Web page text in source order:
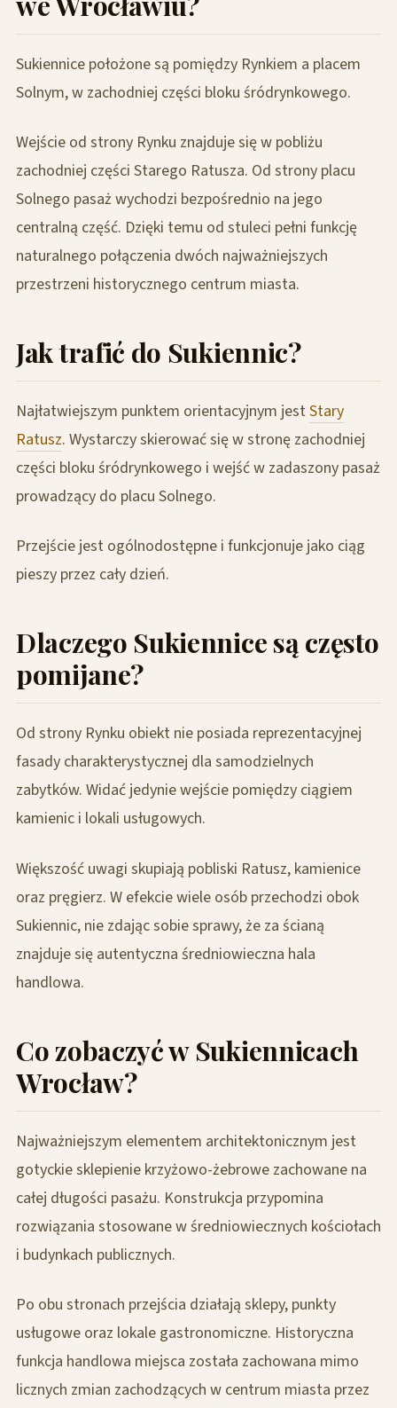
Sukiennice położone są pomiędzy Rynkiem a placem
Solnym, w zachodniej części bloku śródrynkowego.
Wejście od strony Rynku znajduje się w pobliżu
zachodniej części Starego Ratusza. Od strony placu
Solnego pasaż wychodzi bezpośrednio na jego
centralną część. Dzięki temu od stuleci pełni funkcję
naturalnego połączenia dwóch najważniejszych
przestrzeni historycznego centrum miasta.
Jak trafić do Sukiennic?
Najłatwiejszym punktem orientacyjnym jestStary
Ratusz. Wystarczy skierować się w stronę zachodniej
części bloku śródrynkowego i wejść w zadaszony pasaż
prowadzący do placu Solnego.
Przejście jest ogólnodostępne i funkcjonuje jako ciąg
pieszy przez cały dzień.
Dlaczego Sukiennice są często
pomijane?
Od strony Rynku obiekt nie posiada reprezentacyjnej
fasady charakterystycznej dla samodzielnych
zabytków. Widać jedynie wejście pomiędzy ciągiem
kamienic i lokali usługowych.
Większość uwagi skupiają pobliski Ratusz, kamienice
oraz pręgierz. W efekcie wiele osób przechodzi obok
Sukiennic, nie zdając sobie sprawy, że za ścianą
znajduje się autentyczna średniowieczna hala
handlowa.
Co zobaczyć w Sukiennicach
Wrocław?
Najważniejszym elementem architektonicznym jest
gotyckie sklepienie krzyżowo-żebrowe zachowane na
całej długości pasażu. Konstrukcja przypomina
rozwiązania stosowane w średniowiecznych kościołach
i budynkach publicznych.
Po obu stronach przejścia działają sklepy, punkty
usługowe oraz lokale gastronomiczne. Historyczna
funkcja handlowa miejsca została zachowana mimo
licznych zmian zachodzących w centrum miasta przez